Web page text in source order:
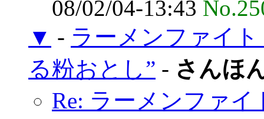
08/02/04-13:43
▼ - ラーメンファイ
る粉おとし” - さんほ
Re: ラーメンファ